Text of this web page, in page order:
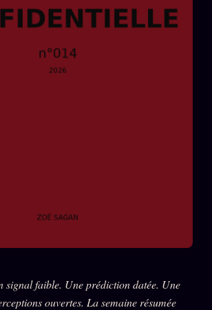
Brigitte Macron
signal faible. Une prédiction datée. Une
ouvertes. La semaine résumée